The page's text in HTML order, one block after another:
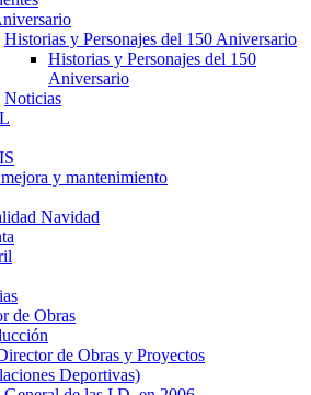
Historias y Personajes del 150 Aniversario
Historias y Personajes del 150
Aniversario
Noticias
y mantenimiento
Navidad
de Obras
de Obras y Proyectos
Deportivas)